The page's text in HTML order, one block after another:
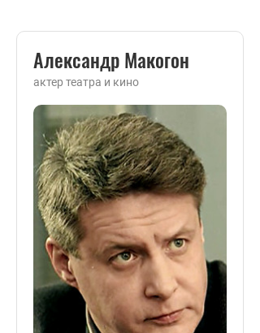
Александр Макогон
актер театра и кино